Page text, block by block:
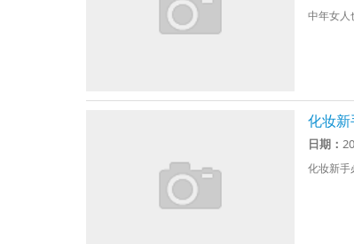
中年女人
化妆
日期：
化妆新手